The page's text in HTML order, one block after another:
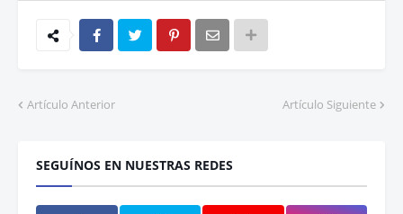
Artículo Anterior Artículo Siguiente
SEGUÍNOS EN NUESTRAS REDES